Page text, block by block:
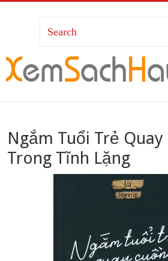
Ngắm Tuổi Trẻ Quay
Trong Tĩnh Lặng